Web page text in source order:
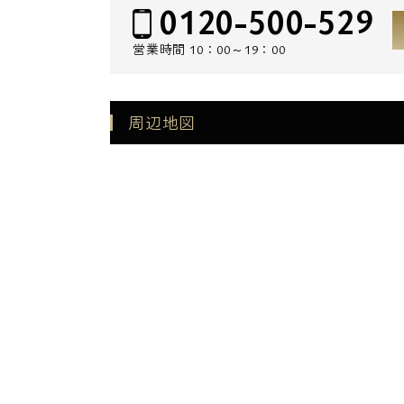
0120-500-529
営業時間 10：00～19：00
周辺地図